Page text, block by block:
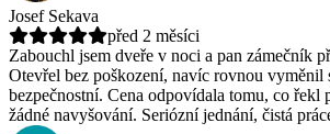
Josef Sekava
před 2 měsíci
Zabouchl jsem dveře v noci a pan zámečník
Otevřel bez poškození, navíc rovnou vyměnil
bezpečnostní. Cena odpovídala tomu, co řekl
žádné navyšování. Seriózní jednání, čistá